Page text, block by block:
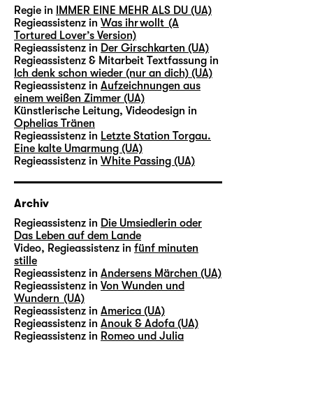
Regie in
IMMER EINE MEHR ALS DU (UA)
Regieassistenz in Was ihr wollt (A
Tortured Lover’s Version)
Regieassistenz in Der Girschkarten (UA)
Regieassistenz & Mitarbeit Textfassung in
Ich denk schon wieder (nur an dich) (UA)
Regieassistenz in Aufzeichnungen aus
einem weißen Zimmer (UA)
Künstlerische Leitung, Videodesign in
Ophelias Tränen
Regieassistenz in Letzte Station Torgau.
Eine kalte Umarmung (UA)
Regieassistenz in White Passing (UA)
Archiv
Regieassistenz in Die Umsiedlerin oder
Das Leben auf dem Lande
Video, Regieassistenz in fünf minuten
stille
Regieassistenz in Andersens Märchen (UA)
Regieassistenz in Von Wunden und
Wundern (UA)
Regieassistenz in America (UA)
Regieassistenz in Anouk & Adofa (UA)
Regieassistenz in Romeo und Julia